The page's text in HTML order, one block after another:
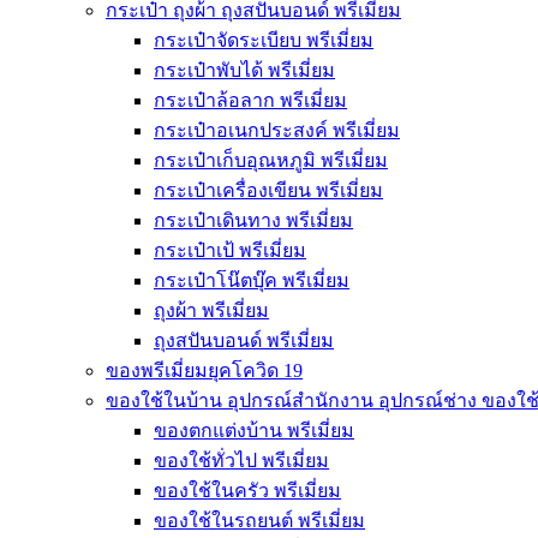
กระเป๋า ถุงผ้า ถุงสปันบอนด์ พรีเมี่ยม
กระเป๋าจัดระเบียบ พรีเมี่ยม
กระเป๋าพับได้ พรีเมี่ยม
กระเป๋าล้อลาก พรีเมี่ยม
กระเป๋าอเนกประสงค์ พรีเมี่ยม
กระเป๋าเก็บอุณหภูมิ พรีเมี่ยม
กระเป๋าเครื่องเขียน พรีเมี่ยม
กระเป๋าเดินทาง พรีเมี่ยม
กระเป๋าเป้ พรีเมี่ยม
กระเป๋าโน๊ตบุ๊ค พรีเมี่ยม
ถุงผ้า พรีเมี่ยม
ถุงสปันบอนด์ พรีเมี่ยม
ของพรีเมี่ยมยุคโควิด 19
ของใช้ในบ้าน อุปกรณ์สำนักงาน อุปกรณ์ช่าง ของใ
ของตกแต่งบ้าน พรีเมี่ยม
ของใช้ทั่วไป พรีเมี่ยม
ของใช้ในครัว พรีเมี่ยม
ของใช้ในรถยนต์ พรีเมี่ยม